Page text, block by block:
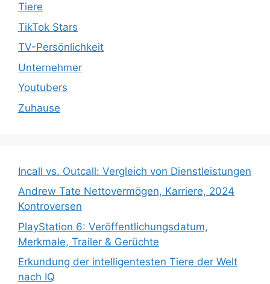
Tiere
TikTok Stars
TV-Persönlichkeit
Unternehmer
Youtubers
Zuhause
Incall vs. Outcall: Vergleich von Dienstleistungen
Andrew Tate Nettovermögen, Karriere, 2024
Kontroversen
PlayStation 6: Veröffentlichungsdatum,
Merkmale, Trailer & Gerüchte
Erkundung der intelligentesten Tiere der Welt
nach IQ